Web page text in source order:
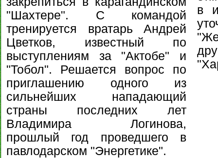
"Шахтере". С командой
тренируется вратарь Андрей
Цветков, известный по
выступлениям за "Актобе" и
"Тобол". Решается вопрос по
приглашению одного из
сильнейших нападающий
страны последних лет
Владимира Логинова,
прошлый год проведшего в
павлодарском "Энергетике".
в